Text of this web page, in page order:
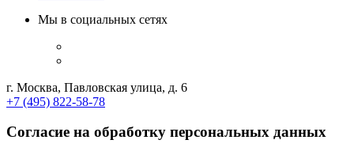
Мы в социальных сетях
г. Москва, Павловская улица, д. 6
+7 (495) 822-58-78
Согласие на обработку персональных данных